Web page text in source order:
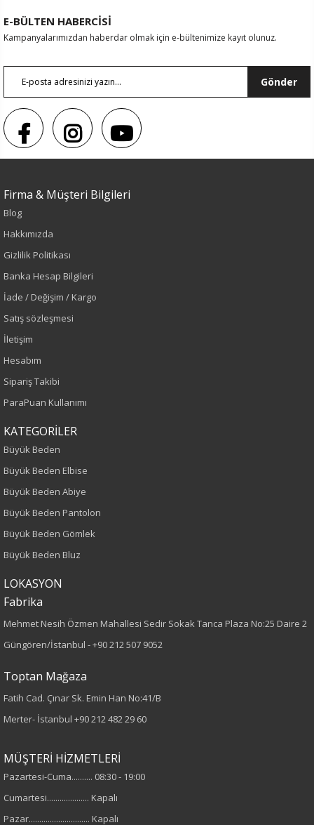
Renk
Bordo
Sezon
Sonbahar-Kış
Yaş Grubu
Bel
Normal Bel
Kalıp
Büyük Beden
90
Paça Tipi
Dar Paça
Kumaş Tipi
Desen
Düz
E-BÜLTEN HABERCİSİ
Kampanyalarımızdan haberdar olmak için e-bültenimize kayıt olunuz.
Gönder
Firma & Müşteri Bilgileri
Blog
Hakkımızda
Gizlilik Politikası
Banka Hesap Bilgileri
İade / Değişim / Kargo
Satış sözleşmesi
İletişim
Hesabım
Sipariş Takibi
ParaPuan Kullanımı
KATEGORİLER
Büyük Beden
Büyük Beden Elbise
Büyük Beden Abiye
Büyük Beden Pantolon
Büyük Beden Gömlek
Büyük Beden Bluz
LOKASYON
Fabrika
Mehmet Nesih Özmen Mahallesi Sedir Sokak Tanca Plaza No:25 Daire 2
Güngören/İstanbul -+90 212 507 9052
Toptan Mağaza
Fatih Cad. Çınar Sk. Emin Han No:41/B
Merter- İstanbul +90 212 482 29 60
MÜŞTERİ HİZMETLERİ
Pazartesi-Cuma.......... 08:30 - 19:00
Cumartesi.................... Kapalı
Pazar............................. Kapalı